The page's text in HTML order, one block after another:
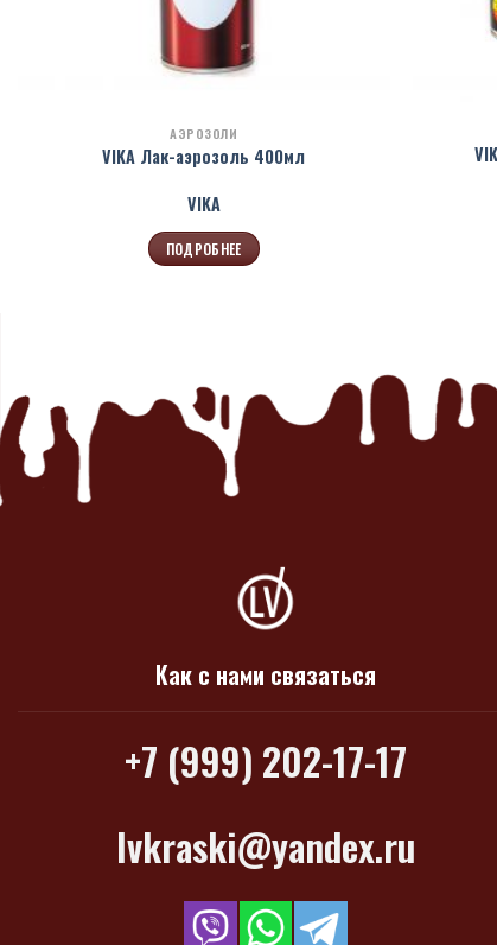
АЭРОЗОЛИ
VIKA Лак-аэрозоль 400мл
VIKA
ПОДРОБНЕЕ
Как с нами связаться
+7 (999) 202-17-17
lvkraski@yandex.ru